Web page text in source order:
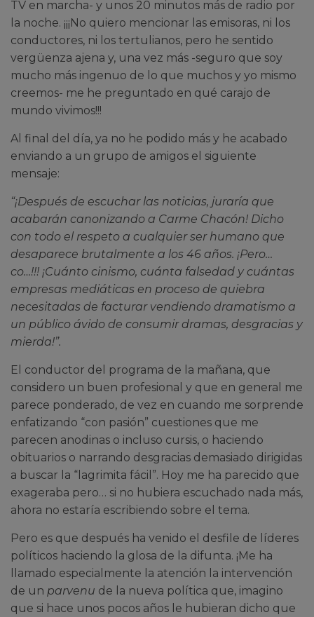
TV en marcha- y unos 20 minutos más de radio por
la noche. ¡¡¡No quiero mencionar las emisoras, ni los
conductores, ni los tertulianos, pero he sentido
vergüenza ajena y, una vez más -seguro que soy
mucho más ingenuo de lo que muchos y yo mismo
creemos- me he preguntado en qué carajo de
mundo vivimos!!!
Al final del día, ya no he podido más y he acabado
enviando a un grupo de amigos el siguiente
mensaje:
“¡Después de escuchar las noticias, juraría que
acabarán canonizando a Carme Chacón! Dicho
con todo el respeto a cualquier ser humano que
desaparece brutalmente a los 46 años. ¡Pero…
co…!!! ¡Cuánto cinismo, cuánta falsedad y cuántas
empresas mediáticas en proceso de quiebra
necesitadas de facturar vendiendo dramatismo a
un público ávido de consumir dramas, desgracias y
mierda!”.
El conductor del programa de la mañana, que
considero un buen profesional y que en general me
parece ponderado, de vez en cuando me sorprende
enfatizando “con pasión” cuestiones que me
parecen anodinas o incluso cursis, o haciendo
obituarios o narrando desgracias demasiado dirigidas
a buscar la “lagrimita fácil”. Hoy me ha parecido que
exageraba pero… si no hubiera escuchado nada más,
ahora no estaría escribiendo sobre el tema.
Pero es que después ha venido el desfile de líderes
políticos haciendo la glosa de la difunta. ¡Me ha
llamado especialmente la atención la intervención
de un parvenu de la nueva política que, imagino
que si hace unos pocos años le hubieran dicho que